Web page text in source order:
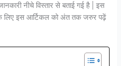
नीचे विस्तार से बताई गई है | इस
के लिए इस आर्टिकल को अंत तक जरुर पढ़ें